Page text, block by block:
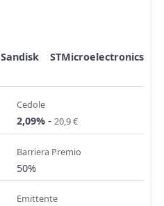
Sandisk
STMicroelectronics
Cedole
2,09% - 20,9 €
Barriera Premio
50%
Emittente